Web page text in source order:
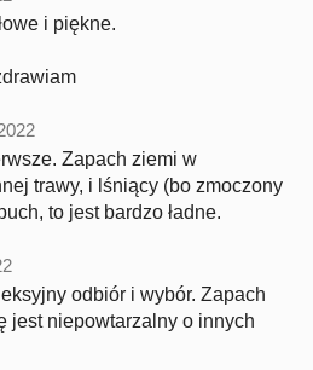
i piękne.
Zapach ziemi w
trawy, i lśniący (bo zmoczony
to jest bardzo ładne.
odbiór i wybór. Zapach
jest niepowtarzalny o innych